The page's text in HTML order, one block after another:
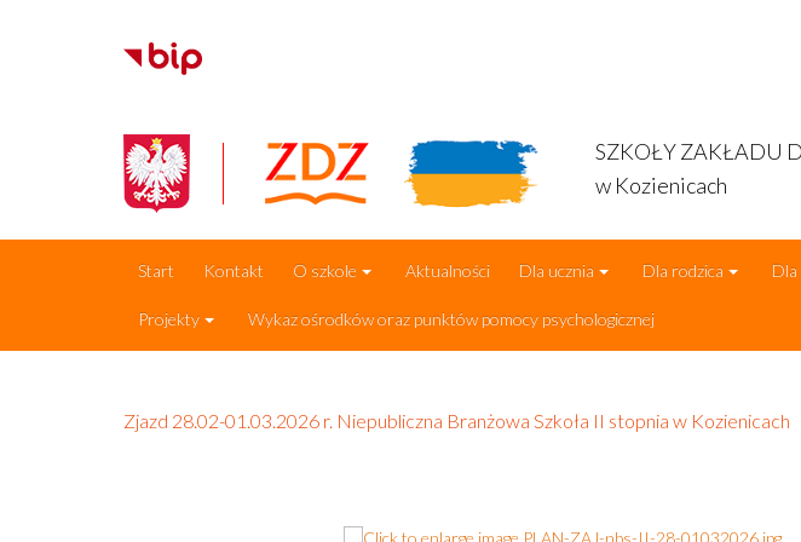
SZKOŁY ZAKŁADU
w Kozienicach
Start Kontakt O szkole Aktualności Dla ucznia Dla rodzica Dla
Projekty Wykaz ośrodków oraz punktów pomocy psychologicznej
Zjazd 28.02-01.03.2026 r. Niepubliczna Branżowa Szkoła II stopnia w Kozienicach